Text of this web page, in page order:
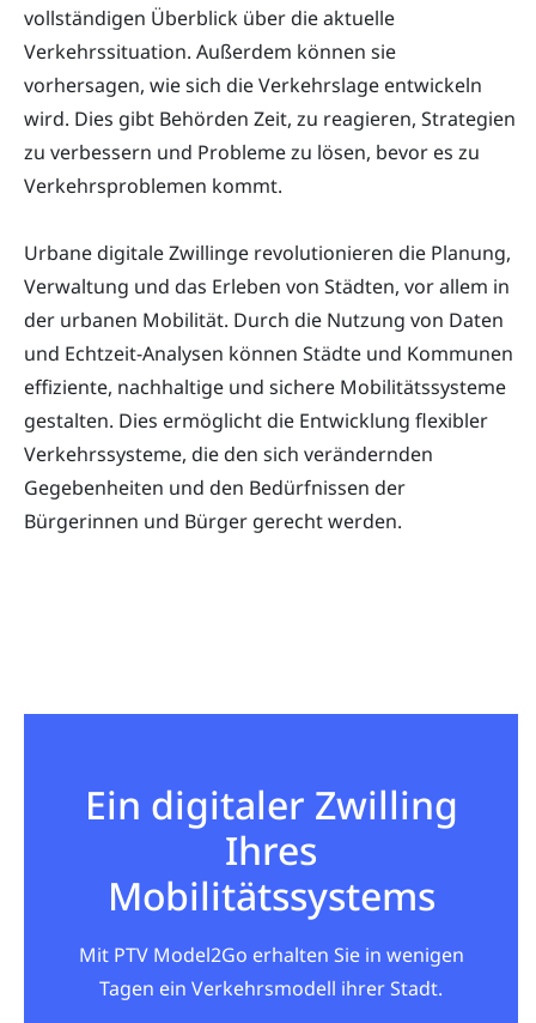
vollständigen Überblick über die aktuelle
Verkehrssituation. Außerdem können sie
vorhersagen, wie sich die Verkehrslage entwickeln
wird. Dies gibt Behörden Zeit, zu reagieren, Strategien
zu verbessern und Probleme zu lösen, bevor es zu
Verkehrsproblemen kommt.
Urbane digitale Zwillinge revolutionieren die Planung,
Verwaltung und das Erleben von Städten, vor allem in
der urbanen Mobilität. Durch die Nutzung von Daten
und Echtzeit-Analysen können Städte und Kommunen
effiziente, nachhaltige und sichere Mobilitätssysteme
gestalten. Dies ermöglicht die Entwicklung flexibler
Verkehrssysteme, die den sich verändernden
Gegebenheiten und den Bedürfnissen der
Bürgerinnen und Bürger gerecht werden.
Ein digitaler Zwilling
Ihres
Mobilitätssystems
Mit PTV Model2Go erhalten Sie in wenigen
Tagen ein Verkehrsmodell ihrer Stadt.